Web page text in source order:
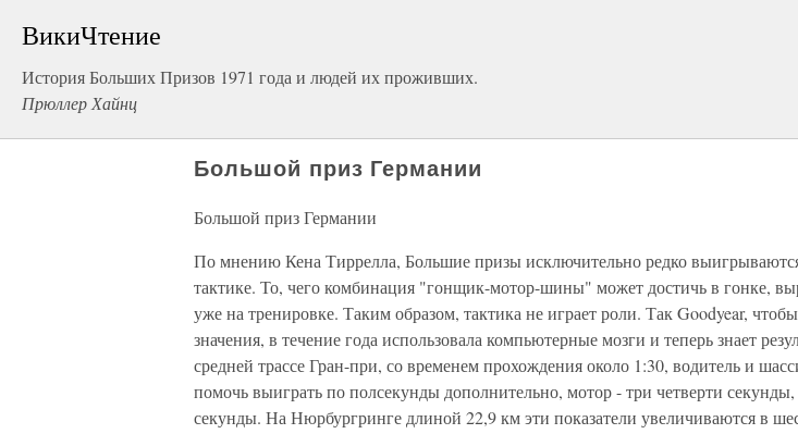
ВикиЧтение
История Больших Призов 1971 года и людей их проживших.
Прюллер Хайнц
Большой приз Германии
Большой приз Германии
По мнению Кена Тиррелла, Большие призы исключительно редко
тактике. То, чего комбинация "гонщик-мотор-шины" может достичь в гонке,
уже на тренировке. Таким образом, тактика не играет роли. Так Goodyear,
значения, в течение года использовала компьютерные мозги и теперь знает
средней трассе Гран-при, со временем прохождения около 1:30, водитель и
помочь выиграть по полсекунды дополнительно, мотор - три четверти
секунды. На Нюрбургринге длиной 22,9 км эти показатели увеличиваются в